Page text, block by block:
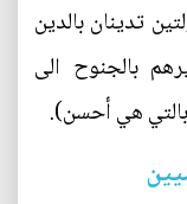
تدينان بالدين
بالجنوح الى
بالتي هي أحسن).